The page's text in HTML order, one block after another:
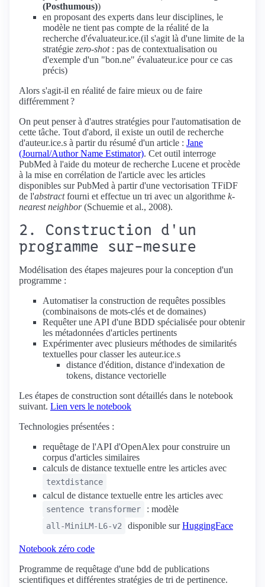
(Posthumous))
en proposant des experts dans leur disciplines, le
modèle ne tient pas compte de la réalité de la
recherche d'évaluateur.ice.(il s'agit là d'une limite de la
stratégie zero-shot: pas de contextualisation ou
d'exemple d'un "bon.ne" évaluateur.ice pour ce cas
précis)
Alors s'agit-il en réalité de faire mieux ou de faire
différemment ?
On peut penser à d'autres stratégies pour l'automatisation de
cette tâche. Tout d'abord, il existe un outil de recherche
d'auteur.ice.s à partir du résumé d'un article : Jane
(Journal/Author Name Estimator). Cet outil interroge
PubMed à l'aide du moteur de recherche Lucene et procède
à la mise en corrélation de l'article avec les articles
disponibles sur PubMed à partir d'une vectorisation TFiDF
de l'abstractfourni et effectue un tri avec un algorithme k-
nearest neighbor(Schuemie et al., 2008).
2. Construction d'un
programme sur-mesure
Modélisation des étapes majeures pour la conception d'un
programme :
Automatiser la construction de requêtes possibles
(combinaisons de mots-clés et de domaines)
Requêter une API d'une BDD spécialisée pour obtenir
les métadonnées d'articles pertinents
Expérimenter avec plusieurs méthodes de similarités
textuelles pour classer les auteur.ice.s
distance d'édition, distance d'indexation de
tokens, distance vectorielle
Les étapes de construction sont détaillés dans le notebook
suivant. Lien vers le notebook
Technologies présentées :
requêtage de l'API d'OpenAlex pour construire un
corpus d'articles similaires
calculs de distance textuelle entre les articles avec
textdistance
calcul de distance textuelle entre les articles avec
sentence transformer : modèle
all-MiniLM-L6-v2 disponible surHuggingFace
Notebook zéro code
Programme de requêtage d'une bdd de publications
scientifiques et différentes stratégies de tri de pertinence.